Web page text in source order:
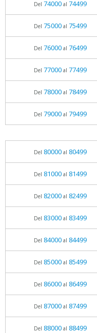
Del 74000al 74499
Del 75000al 75499
Del 76000al 76499
Del 77000al 77499
Del 78000al 78499
Del 79000al 79499
Del 80000al 80499
Del 81000al 81499
Del 82000al 82499
Del 83000al 83499
Del 84000al 84499
Del 85000al 85499
Del 86000al 86499
Del 87000al 87499
Del 88000al 88499